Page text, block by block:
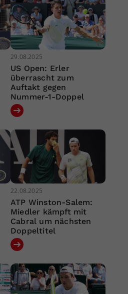
29.08.2025
US Open: Erler
überrascht zum
Auftakt gegen
Nummer-1-Doppel
22.08.2025
ATP Winston-Salem:
Miedler kämpft mit
Cabral um nächsten
Doppeltitel